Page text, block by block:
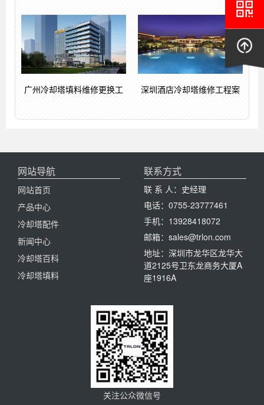
广州冷却塔填料维修更换工 深圳酒店冷却塔维修工程案
网站导航
网站首页
产品中心
冷却塔配件
新闻中心
冷却塔百科
冷却塔填料
联系方式
联 系 人：史经理
电话：0755-23777461
手机：13928418072
邮箱：sales@trlon.com
地址：深圳市龙华区龙华大
道2125号卫东龙商务大厦A
座1916A
关注公众微信号